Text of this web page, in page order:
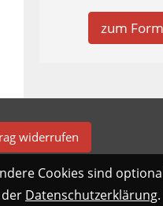
zum
widerrufen
Cookies sind
Datenschutzerklärung.